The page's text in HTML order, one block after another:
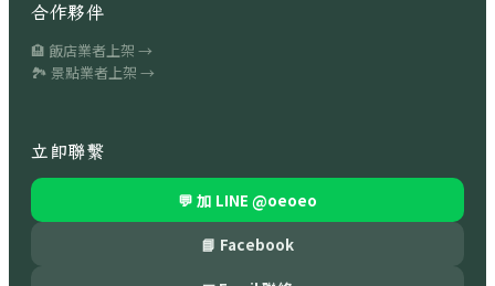
合作夥伴
🏨 飯店業者上架 →
🏞 景點業者上架 →
立即聯繫
💬 加 LINE @oeoeo
📘 Facebook